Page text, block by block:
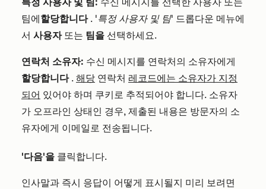
팀에할당합니다 . '특정 사용자 및 팀' 드롭다운 메뉴에
서 사용자또는 팀을 선택하세요.
연락처 소유자: 수신 메시지를 연락처의 소유자에게
할당합니다 . 해당 연락처 레코드에는 소유자가 지정
되어 있어야 하며 쿠키로 추적되어야 합니다. 소유자
가 오프라인 상태인 경우, 제출된 내용은 방문자의 소
유자에게 이메일로 전송됩니다.
'다음'을 클릭합니다.
인사말과 즉시 응답이 어떻게 표시될지 미리 보려면